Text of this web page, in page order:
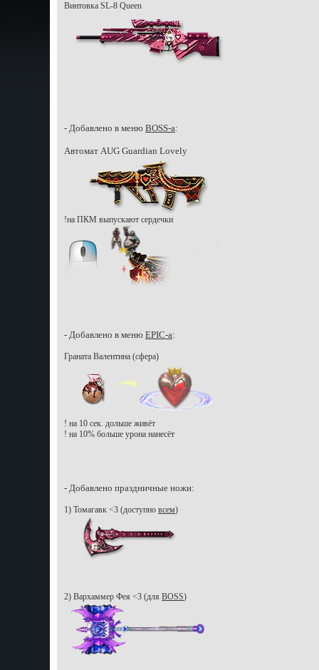
Винтовка SL-8 Queen
- Добавлено в меню BOSS-a:
Автомат AUG Guardian Lovely
!на ПКМ выпускают сердечки
- Добавлено в меню EPIC-a:
Граната Валентина (сфера)
! на 10 сек. дольше живёт
! на 10% больше урона нанесёт
- Добавлено праздничные ножи:
1) Томагавк <3 (доступно всем)
2) Вархаммер Фея <3 (для BOSS)